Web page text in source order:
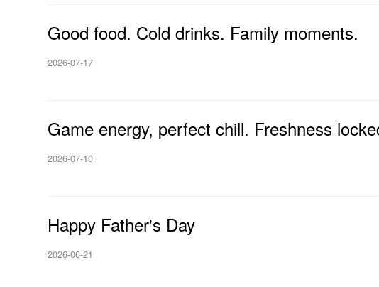
Good food. Cold drinks. Family moments.
2026-07-17
Game energy, perfect chill. Freshness
2026-07-10
Happy Father's Day
2026-06-21